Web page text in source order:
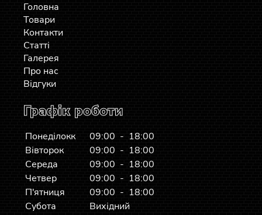
Головна
Товари
Контакти
Статті
Галерея
Про нас
Відгуки
Графік роботи
Понеділокк
09:00 - 18:00
Вівторок
09:00 - 18:00
Середа
09:00 - 18:00
Четвер
09:00 - 18:00
П'ятниця
09:00 - 18:00
Субота
Вихідний